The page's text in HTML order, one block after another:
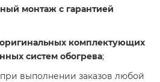
монтаж с гарантией
оригинальных комплектующих
систем обогрева;
при выполнении заказов любой